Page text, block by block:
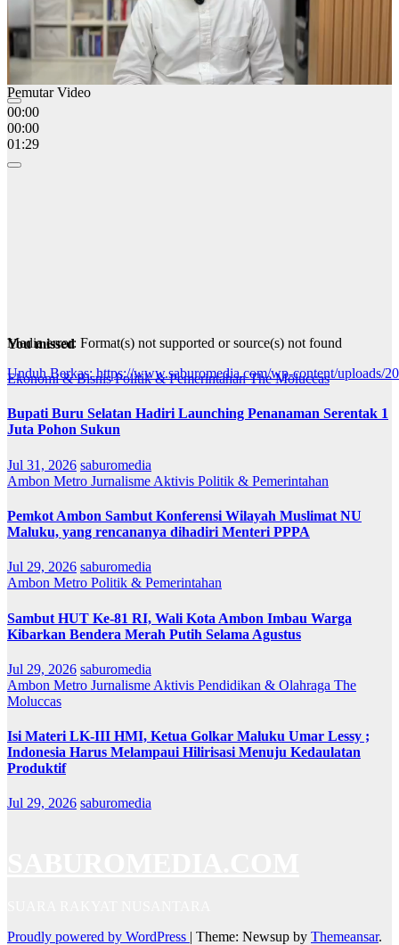
00:00
00:00
01:29
Pemutar Video
Media error: Format(s) not supported or source(s) not found
Unduh Berkas: https://www.saburomedia.com/wp-content/uploads/
00:00
You missed
Ekonomi & BisnisPolitik & PemerintahanThe Moluccas
Bupati Buru Selatan Hadiri Launching Penanaman Serentak 1
Juta Pohon Sukun
Jul 31, 2026 saburomedia
Ambon Metro Jurnalisme Aktivis Politik & Pemerintahan
Pemkot Ambon Sambut Konferensi Wilayah Muslimat NU
Maluku, yang rencananya dihadiri Menteri PPPA
Jul 29, 2026 saburomedia
Ambon Metro Politik & Pemerintahan
Sambut HUT Ke-81 RI, Wali Kota Ambon Imbau Warga
Kibarkan Bendera Merah Putih Selama Agustus
Jul 29, 2026 saburomedia
Ambon Metro Jurnalisme Aktivis Pendidikan & Olahraga The
Moluccas
Isi Materi LK-III HMI, Ketua Golkar Maluku Umar Lessy ;
Indonesia Harus Melampaui Hilirisasi Menuju Kedaulatan
Produktif
Jul 29, 2026 saburomedia
Proudly powered by WordPress | Theme: Newsup by Themeansar.